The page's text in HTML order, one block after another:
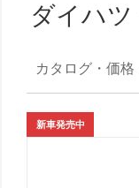
ダイハ
カタログ・価格
新車発売中